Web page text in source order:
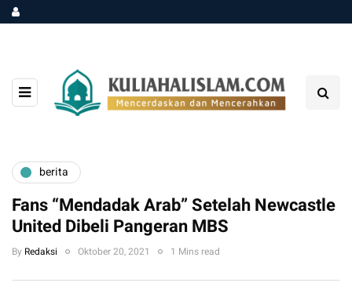
berita
Fans “Mendadak Arab” Setelah Newcastle
United Dibeli Pangeran MBS
By Redaksi Oktober 20, 2021 1 Mins read